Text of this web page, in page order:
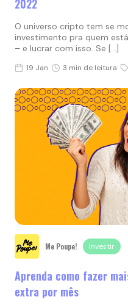
2022
O universo cripto tem se
investimento pra quem
– e lucrar com isso. Se […]
19 Jan 3 min de leitura
Me Poupe! Investir
Aprenda como fazer
extra por mês